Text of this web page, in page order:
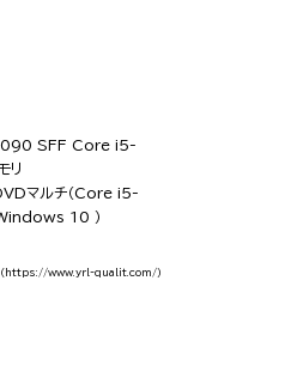
（https://www.yrl-qualit.com/）